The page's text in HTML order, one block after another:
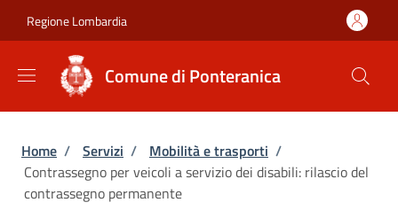
Regione Lombardia
Comune di Ponteranica
Briciole di pane
Home / Servizi / Mobilità e trasporti /
Contrassegno per veicoli a servizio dei disabili: rilascio del
contrassegno permanente